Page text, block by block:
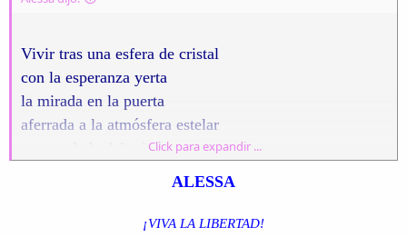
Vivir tras una esfera de cristal
con la esperanza yerta
la mirada en la puerta
aferrada a la atmósfera estelar
resguardada del miedo
no ha de ser mi destino
Click para expandir ...
ALESSA
¡VIVA LA LIBERTAD!